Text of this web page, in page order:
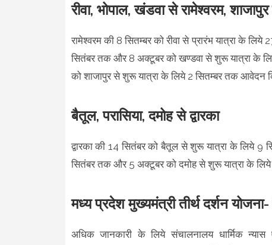
रीवा, भोपाल, खंडवा से रामेश्वरम,
रामेश्वरम की 8 सितम्बर को रीवा से प्रारंभ यात्रा के
सितंबर तक और 8 अक्टूबर को खण्डवा से शुरू यात्रा के
को शाजापुर से शुरू यात्रा के लिये 2 सितम्बर तक आवेदन
बैतूल, परासिया, दमोह से द्वारका
द्वारका की 14 सितंबर को बैतूल से शुरू यात्रा के लिये 9
सितंबर तक और 5 अक्टूबर को दमोह से शुरू यात्रा के
मध्य प्रदेश मुख्यमंत्री तीर्थ दर्शन
अधिक जानकारी के लिये संचालनालय धार्मिक